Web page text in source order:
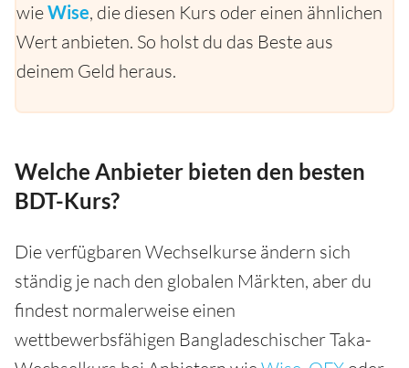
wieWise, die diesen Kurs oder einen ähnlichen
Wert anbieten. So holst du das Beste aus
deinem Geld heraus.
Welche Anbieter bieten den besten
BDT-Kurs?
Die verfügbaren Wechselkurse ändern sich
ständig je nach den globalen Märkten, aber du
findest normalerweise einen
wettbewerbsfähigen Bangladeschischer Taka-